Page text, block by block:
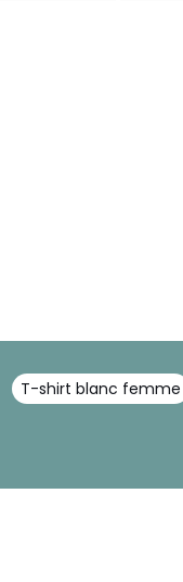
T-shirt blanc femme